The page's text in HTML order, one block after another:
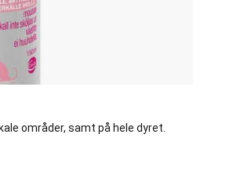
områder, samt på hele dyret.